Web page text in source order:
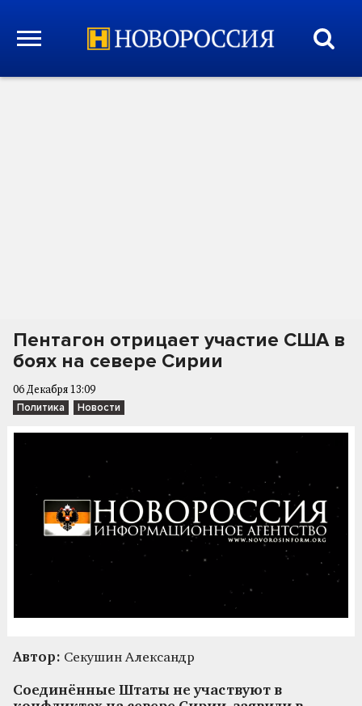
Пентагон отрицает участие США в
боях на севере Сирии
06 Декабря 13:09
Политика Новости
Автор: Секушин Александр
Соединённые Штаты не участвуют в